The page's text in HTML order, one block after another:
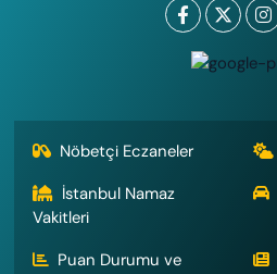
Nöbetçi Eczaneler
İstanbul Namaz
Vakitleri
Puan Durumu ve